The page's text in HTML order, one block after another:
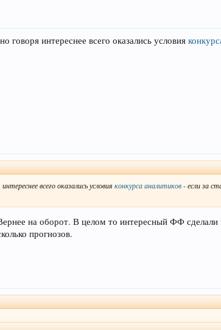
говоря интереснее всего оказались условия
всего оказались условияконкурса аналитиков- если за
на оборот. В целом то интересный ФФ
прогнозов.